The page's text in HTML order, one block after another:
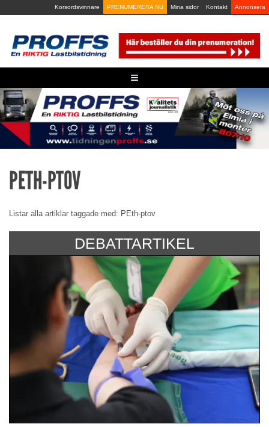
to
Korsordsvinnare PRENUMERERA NU Mina sidor Kontakt Annonsera
≡
PETH-PTOV
Listar alla artiklar taggade med: PEth-ptov
DEBATTARTIKEL